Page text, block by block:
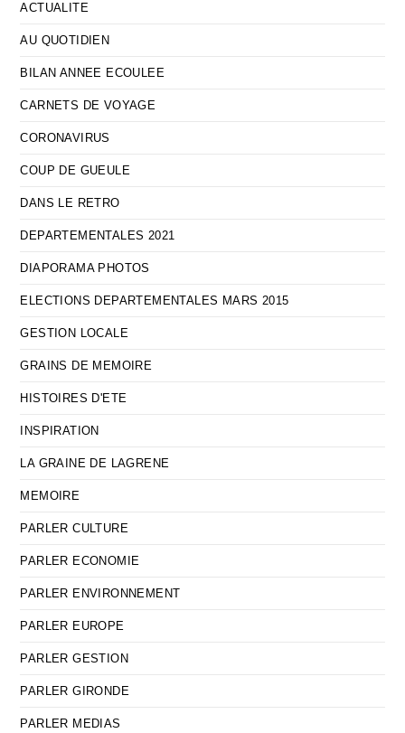
ACTUALITE
AU QUOTIDIEN
BILAN ANNEE ECOULEE
CARNETS DE VOYAGE
CORONAVIRUS
COUP DE GUEULE
DANS LE RETRO
DEPARTEMENTALES 2021
DIAPORAMA PHOTOS
ELECTIONS DEPARTEMENTALES MARS 2015
GESTION LOCALE
GRAINS DE MEMOIRE
HISTOIRES D'ETE
INSPIRATION
LA GRAINE DE LAGRENE
MEMOIRE
PARLER CULTURE
PARLER ECONOMIE
PARLER ENVIRONNEMENT
PARLER EUROPE
PARLER GESTION
PARLER GIRONDE
PARLER MEDIAS